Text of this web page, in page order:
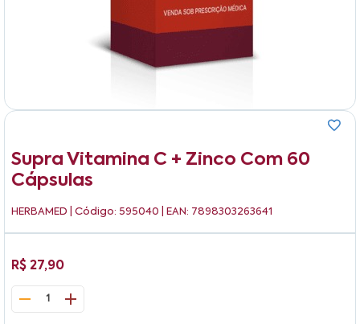
Supra Vitamina C + Zinco Com 60
Cápsulas
HERBAMED | Código: 595040 | EAN: 7898303263641
R$ 27,90
1